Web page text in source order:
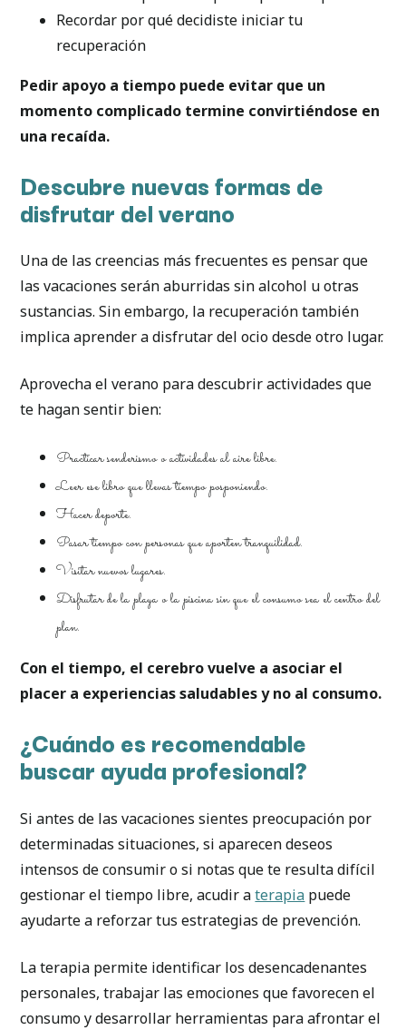
Recordar por qué decidiste iniciar tu
recuperación
Pedir apoyo a tiempo puede evitar que un
momento complicado termine convirtiéndose en
una recaída.
Descubre nuevas formas de
disfrutar del verano
Una de las creencias más frecuentes es pensar que
las vacaciones serán aburridas sin alcohol u otras
sustancias. Sin embargo, la recuperación también
implica aprender a disfrutar del ocio desde otro lugar.
Aprovecha el verano para descubrir actividades que
te hagan sentir bien:
Practicar senderismo o actividades al aire libre.
Leer ese libro que llevas tiempo posponiendo.
Hacer deporte.
Pasar tiempo con personas que aporten tranquilidad.
Visitar nuevos lugares.
Disfrutar de la playa o la piscina sin que el consumo sea el centro del
plan.
Con el tiempo, el cerebro vuelve a asociar el
placer a experiencias saludables y no al consumo.
¿Cuándo es recomendable
buscar ayuda profesional?
Si antes de las vacaciones sientes preocupación por
determinadas situaciones, si aparecen deseos
intensos de consumir o si notas que te resulta difícil
gestionar el tiempo libre, acudir aterapia puede
ayudarte a reforzar tus estrategias de prevención.
La terapia permite identificar los desencadenantes
personales, trabajar las emociones que favorecen el
consumo y desarrollar herramientas para afrontar el